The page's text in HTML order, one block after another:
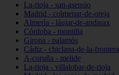
La-rioja - san-asensio
Madrid - colmenar-de-oreja
Almería - láujar-de-andarax
Córdoba - montilla
Girona - palamós
Cádiz - chiclana-de-la-frontera
A-coruña - melide
La-rioja - villalobar-de-rioja